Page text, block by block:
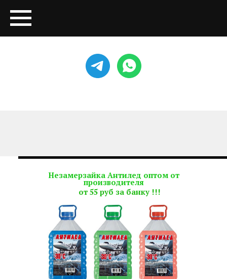
Незамерзайка Антилед оптом от
производителя
от 55 руб за банку !!!